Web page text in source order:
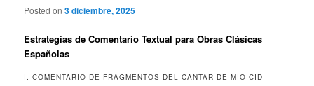
Posted on3 diciembre, 2025
Estrategias de Comentario Textual para Obras Clásicas
Españolas
I. COMENTARIO DE FRAGMENTOS DEL CANTAR DE MIO CID